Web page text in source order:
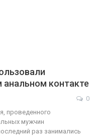
анальном контакте
0
проведенного
мужчин
раз занимались